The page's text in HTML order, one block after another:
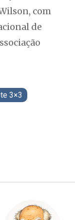
com
de
3×3